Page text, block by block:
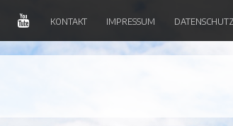
für Kinder | Kreis Warendorf
KONTAKT IMPRESSUM DATENSCHUTZ